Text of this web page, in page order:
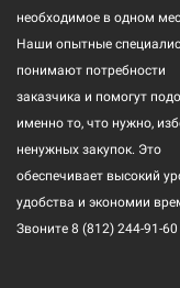
необходимое в одном
Наши опытные
понимают потребности
заказчика и помогут
именно то, что нужно,
ненужных закупок. Это
обеспечивает высокий
удобства и экономии
Звоните 8 (812) 244-91-60